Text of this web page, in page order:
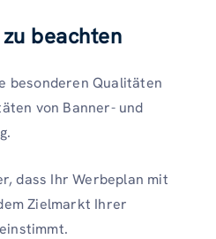
beachten
besonderen Qualitäten
von Banner- und
dass Ihr Werbeplan mit
Zielmarkt Ihrer